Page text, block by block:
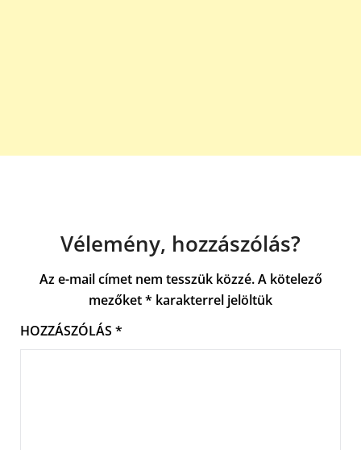
Vélemény, hozzászólás?
Az e-mail címet nem tesszük közzé. A kötelező
mezőket* karakterrel jelöltük
HOZZÁSZÓLÁS *